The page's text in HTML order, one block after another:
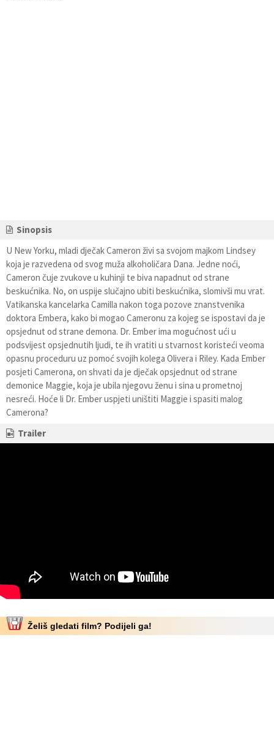
Sinopsis
U New Yorku, mladi dječak Cameron živi sa svojom majkom Lindsey
koja je razvedena od svog muža alkoholičara Dana. Jedne noći,
Cameron čuje zvukove u kuhinji te biva napadnut od strane
beskućnika. No, on uspije slučajno ubiti beskućnika, slomivši mu vrat.
Vatikanska kancelarka Camilla nakon toga pozove znanstvenika
doktora Embera, kako bi mogao Cameronu za kojeg se ispostavi da je
opsjednut od strane demona. Dr. Ember ima mogućnost ući u
podsvijest opsjednutih ljudi, te ih vratiti u stvarnost koristeći veoma
opasnu proceduru uz pomoć svojih kolega Olivera i Riley. Kada Ember
posjeti Camerona, on shvati da je dječak opsjednut od strane
demonice Maggie, koja je ubila njegovu ženu i sina u prometnoj
nesreći. Hoće li Dr. Ember uspjeti uništiti Maggie i spasiti malog
Camerona?
Trailer
Želiš gledati film? Podijeli ga!